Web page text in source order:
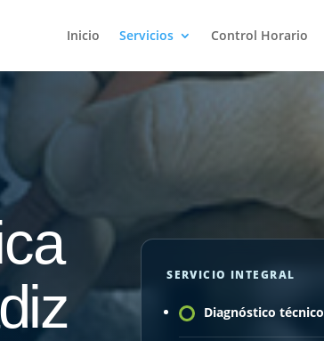
Inicio Servicios Control Horario
SERVICIO INTEGRAL
Diagnóstico técnico